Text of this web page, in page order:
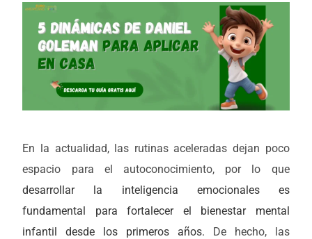
En la actualidad, las rutinas aceleradas dejan poco
espacio para el autoconocimiento, por lo que
desarrollar la inteligencia emocionales es
fundamental para fortalecer el bienestar mental
infantil desde los primeros años. De hecho, las